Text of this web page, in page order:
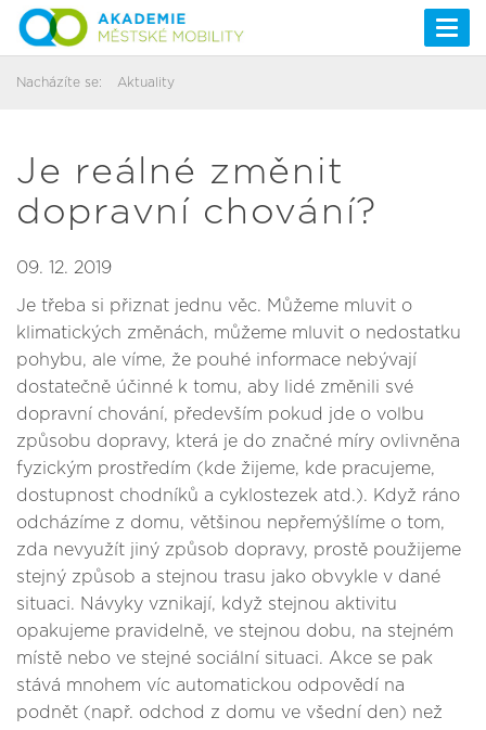
Nacházíte se: Aktuality
Je reálné změnit
dopravní chování?
09. 12. 2019
Je třeba si přiznat jednu věc. Můžeme mluvit o
klimatických změnách, můžeme mluvit o nedostatku
pohybu, ale víme, že pouhé informace nebývají
dostatečně účinné k tomu, aby lidé změnili své
dopravní chování, především pokud jde o volbu
způsobu dopravy, která je do značné míry ovlivněna
fyzickým prostředím (kde žijeme, kde pracujeme,
dostupnost chodníků a cyklostezek atd.). Když ráno
odcházíme z domu, většinou nepřemýšlíme o tom,
zda nevyužít jiný způsob dopravy, prostě použijeme
stejný způsob a stejnou trasu jako obvykle v dané
situaci. Návyky vznikají, když stejnou aktivitu
opakujeme pravidelně, ve stejnou dobu, na stejném
místě nebo ve stejné sociální situaci. Akce se pak
stává mnohem víc automatickou odpovědí na
podnět (např. odchod z domu ve všední den) než